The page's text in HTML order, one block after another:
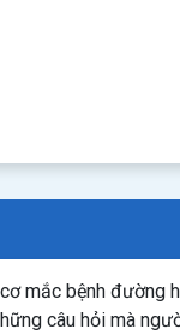
mắc bệnh đường
câu hỏi mà